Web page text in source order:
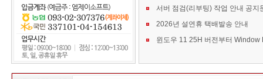
서버 점검(리부팅) 작업 안내 공지
2026년 설연휴 택배발송 안내